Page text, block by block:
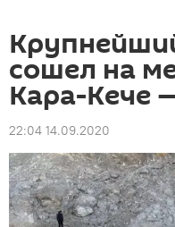
сошел на
Кара-Кече
22:04 14.09.2020